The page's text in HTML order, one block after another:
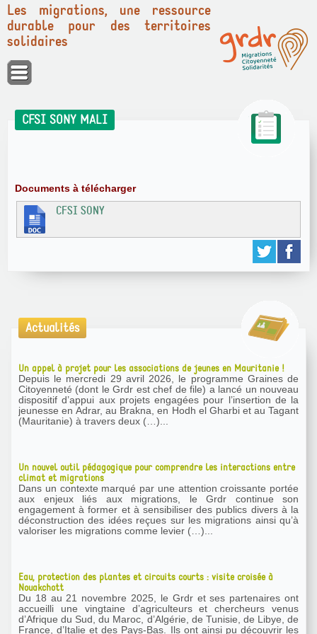
Panneau de gestion des cookies
Les migrations, une ressource
durable pour des territoires
solidaires
CFSI SONY MALI
Documents à télécharger
CFSI SONY
Actualités
Un appel à projet pour les associations de jeunes en Mauritanie !
Depuis le mercredi 29 avril 2026, le programme Graines de
Citoyenneté (dont le Grdr est chef de file) a lancé un nouveau
dispositif d’appui aux projets engagées pour l’insertion de la
jeunesse en Adrar, au Brakna, en Hodh el Gharbi et au Tagant
(Mauritanie) à travers deux (…)...
Un nouvel outil pédagogique pour comprendre les interactions entre
climat et migrations
Dans un contexte marqué par une attention croissante portée
aux enjeux liés aux migrations, le Grdr continue son
engagement à former et à sensibiliser des publics divers à la
déconstruction des idées reçues sur les migrations ainsi qu’à
valoriser les migrations comme levier (…)...
Eau, protection des plantes et circuits courts : visite croisée à
Nouakchott
Du 18 au 21 novembre 2025, le Grdr et ses partenaires ont
accueilli une vingtaine d’agriculteurs et chercheurs venus
d’Afrique du Sud, du Maroc, d’Algérie, de Tunisie, de Libye, de
France, d’Italie et des Pays-Bas. Ils ont ainsi pu découvrir les